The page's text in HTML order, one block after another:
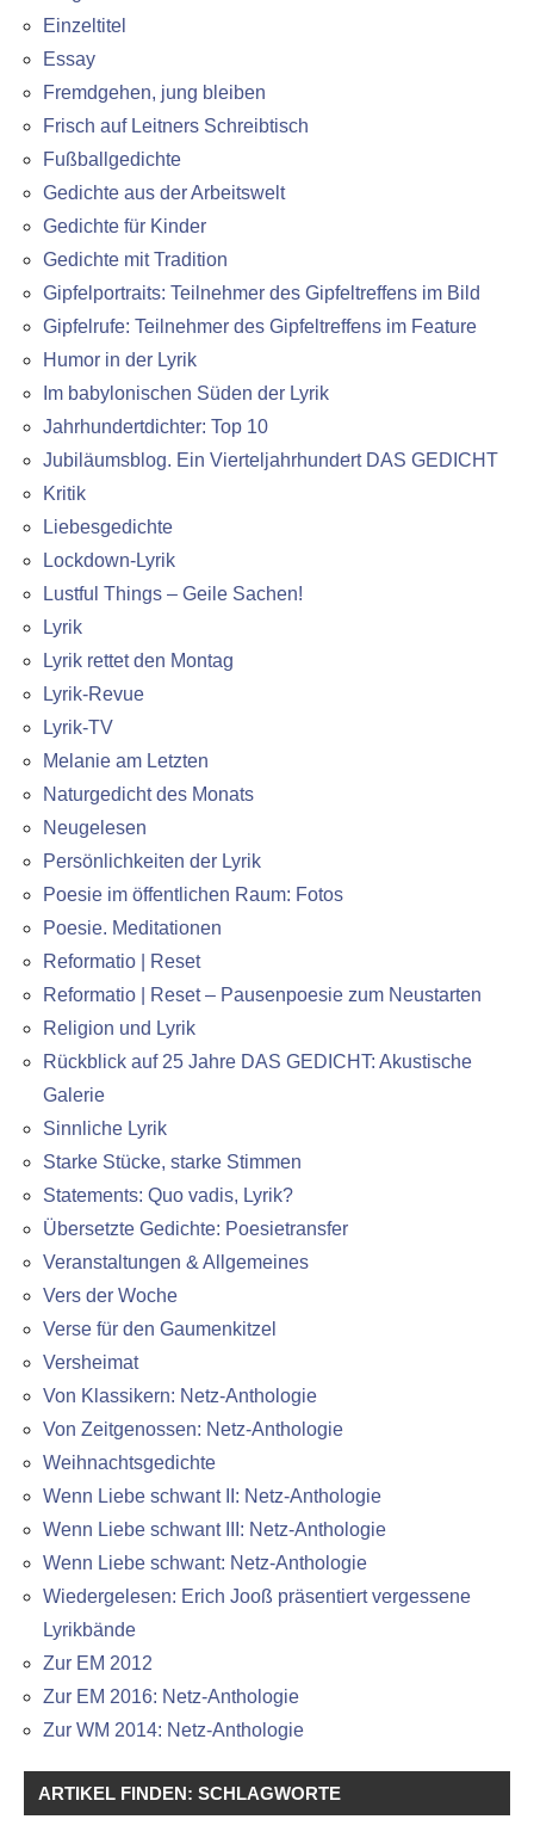
Einzeltitel
Essay
Fremdgehen, jung bleiben
Frisch auf Leitners Schreibtisch
Fußballgedichte
Gedichte aus der Arbeitswelt
Gedichte für Kinder
Gedichte mit Tradition
Gipfelportraits: Teilnehmer des Gipfeltreffens im Bild
Gipfelrufe: Teilnehmer des Gipfeltreffens im Feature
Humor in der Lyrik
Im babylonischen Süden der Lyrik
Jahrhundertdichter: Top 10
Jubiläumsblog. Ein Vierteljahrhundert DAS GEDICHT
Kritik
Liebesgedichte
Lockdown-Lyrik
Lustful Things – Geile Sachen!
Lyrik
Lyrik rettet den Montag
Lyrik-Revue
Lyrik-TV
Melanie am Letzten
Naturgedicht des Monats
Neugelesen
Persönlichkeiten der Lyrik
Poesie im öffentlichen Raum: Fotos
Poesie. Meditationen
Reformatio | Reset
Reformatio | Reset – Pausenpoesie zum Neustarten
Religion und Lyrik
Rückblick auf 25 Jahre DAS GEDICHT: Akustische
Galerie
Sinnliche Lyrik
Starke Stücke, starke Stimmen
Statements: Quo vadis, Lyrik?
Übersetzte Gedichte: Poesietransfer
Veranstaltungen & Allgemeines
Vers der Woche
Verse für den Gaumenkitzel
Versheimat
Von Klassikern: Netz-Anthologie
Von Zeitgenossen: Netz-Anthologie
Weihnachtsgedichte
Wenn Liebe schwant II: Netz-Anthologie
Wenn Liebe schwant III: Netz-Anthologie
Wenn Liebe schwant: Netz-Anthologie
Wiedergelesen: Erich Jooß präsentiert vergessene
Lyrikbände
Zur EM 2012
Zur EM 2016: Netz-Anthologie
Zur WM 2014: Netz-Anthologie
ARTIKEL FINDEN: SCHLAGWORTE